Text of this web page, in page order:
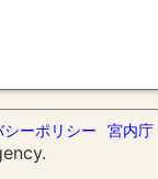
シーポリシー 宮内庁